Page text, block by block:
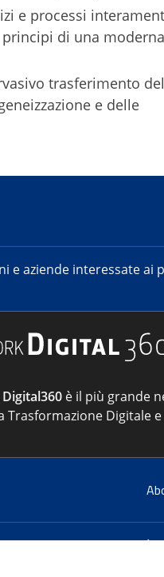
e processi
di una moderna
trasferimento
e delle
e aziende interessate ai
è il più grande
Trasformazione Digitale
Contatti: